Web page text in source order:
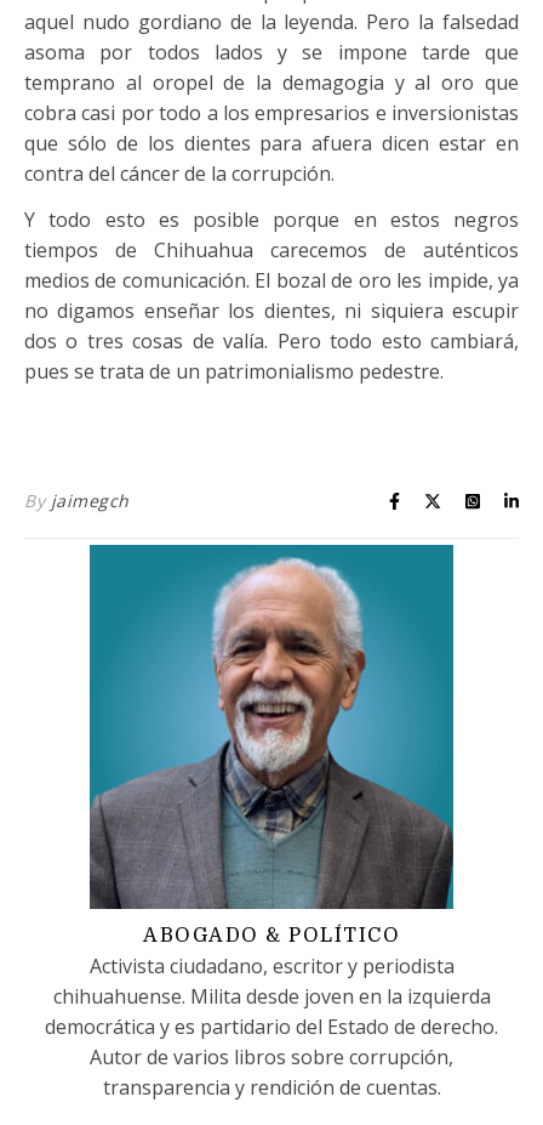
aquel nudo gordiano de la leyenda. Pero la falsedad
asoma por todos lados y se impone tarde que
temprano al oropel de la demagogia y al oro que
cobra casi por todo a los empresarios e inversionistas
que sólo de los dientes para afuera dicen estar en
contra del cáncer de la corrupción.
Y todo esto es posible porque en estos negros
tiempos de Chihuahua carecemos de auténticos
medios de comunicación. El bozal de oro les impide, ya
no digamos enseñar los dientes, ni siquiera escupir
dos o tres cosas de valía. Pero todo esto cambiará,
pues se trata de un patrimonialismo pedestre.
By jaimegch
ABOGADO & POLÍTICO
Activista ciudadano, escritor y periodista
chihuahuense. Milita desde joven en la izquierda
democrática y es partidario del Estado de derecho.
Autor de varios libros sobre corrupción,
transparencia y rendición de cuentas.